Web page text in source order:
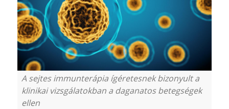
A sejtes immunterápia ígéretesnek bizonyult a
klinikai vizsgálatokban a daganatos betegségek
ellen